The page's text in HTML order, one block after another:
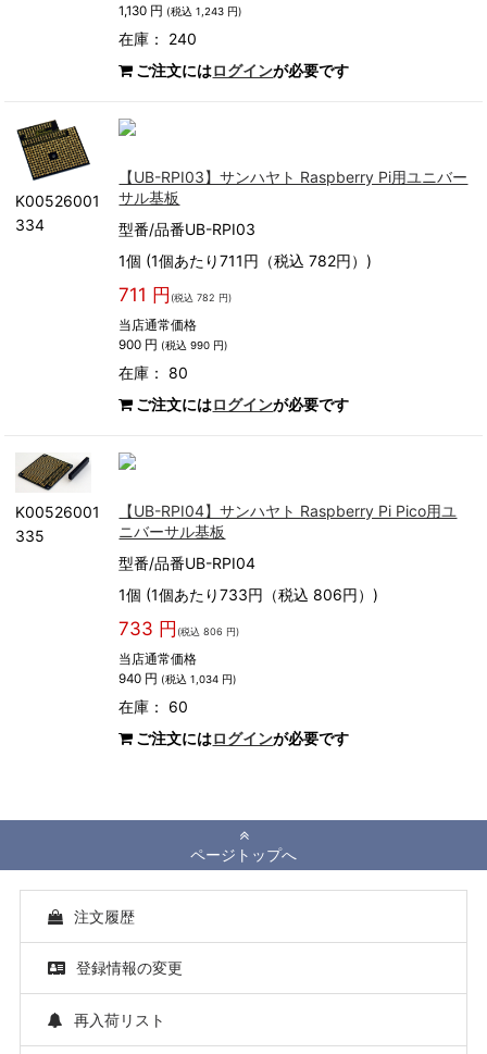
1,130 円 (税込 1,243 円)
在庫： 240
ご注文にはログインが必要です
K00526001
334
【UB-RPI03】サンハヤト Raspberry Pi用ユニバー
サル基板
型番/品番UB-RPI03
1個 (1個あたり711円（税込 782円）)
711 円 (税込 782 円)
当店通常価格
900 円 (税込 990 円)
在庫： 80
ご注文にはログインが必要です
K00526001
335
【UB-RPI04】サンハヤト Raspberry Pi Pico用ユ
ニバーサル基板
型番/品番UB-RPI04
1個 (1個あたり733円（税込 806円）)
733 円 (税込 806 円)
当店通常価格
940 円 (税込 1,034 円)
在庫： 60
ご注文にはログインが必要です
ページトップへ
注文履歴
登録情報の変更
再入荷リスト